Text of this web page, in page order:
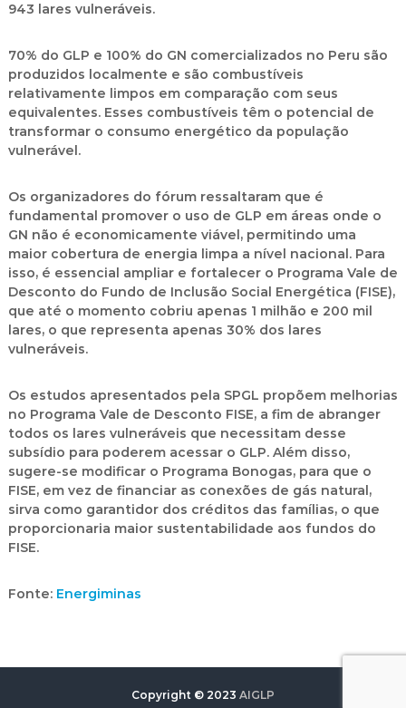
943 lares vulneráveis.
70% do GLP e 100% do GN comercializados no Peru são
produzidos localmente e são combustíveis
relativamente limpos em comparação com seus
equivalentes. Esses combustíveis têm o potencial de
transformar o consumo energético da população
vulnerável.
Os organizadores do fórum ressaltaram que é
fundamental promover o uso de GLP em áreas onde o
GN não é economicamente viável, permitindo uma
maior cobertura de energia limpa a nível nacional. Para
isso, é essencial ampliar e fortalecer o Programa Vale de
Desconto do Fundo de Inclusão Social Energética (FISE),
que até o momento cobriu apenas 1 milhão e 200 mil
lares, o que representa apenas 30% dos lares
vulneráveis.
Os estudos apresentados pela SPGL propõem melhorias
no Programa Vale de Desconto FISE, a fim de abranger
todos os lares vulneráveis que necessitam desse
subsídio para poderem acessar o GLP. Além disso,
sugere-se modificar o Programa Bonogas, para que o
FISE, em vez de financiar as conexões de gás natural,
sirva como garantidor dos créditos das famílias, o que
proporcionaria maior sustentabilidade aos fundos do
FISE.
Fonte: Energiminas
Copyright © 2023 AIGLP